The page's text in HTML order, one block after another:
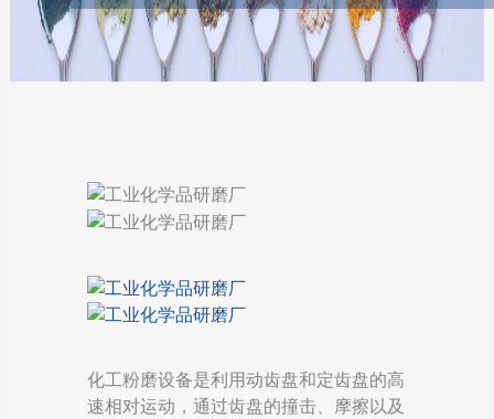
化工粉磨设备是利用动齿盘和定齿盘的高
速相对运动，通过齿盘的撞击、摩擦以及